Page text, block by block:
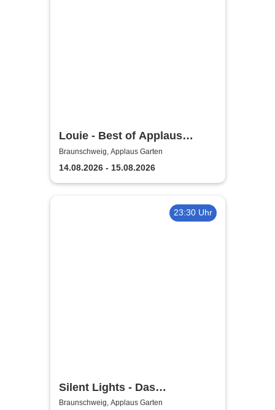
Louie - Best of Applaus
Garten
Braunschweig, Applaus Garten
14.08.2026 - 15.08.2026
23:30 Uhr
Silent Lights - Das
Mitternachtskonzert
Braunschweig, Applaus Garten